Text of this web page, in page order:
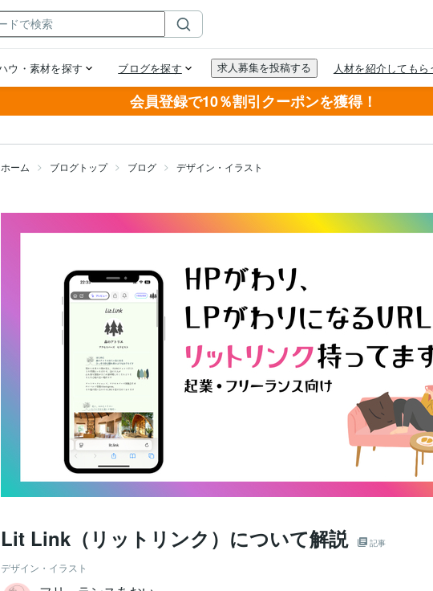
会員登録で10％割引クーポンを獲得！
ホーム ブログトップ ブログ デザイン・イラスト
Lit Link（リットリンク）について解説 記事
デザイン・イラスト